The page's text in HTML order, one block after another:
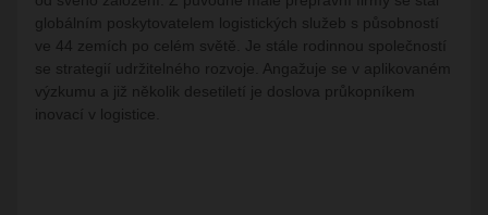
globálním poskytovatelem logistických služeb s působností
ve 44 zemích po celém světě. Je stále rodinnou společností
se strategií udržitelného rozvoje. Angažuje se v aplikovaném
výzkumu a již několik desetiletí je doslova průkopníkem
inovací v logistice.